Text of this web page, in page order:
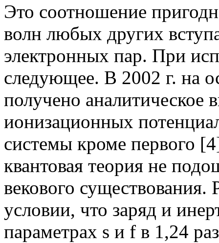
Это соотношение
волн любых других
электронных пар. При
следующее. В 2002 г. на
получено аналитическое
ионизационных
системы кроме первого
квантовая теория не
векового существования.
условии, что заряд и
параметрах s и f в 1,24